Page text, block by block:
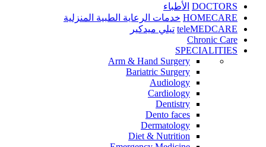
DOCTORS الأطباء
HOMECARE خدمات الرعاية الطبية المنزلية
teleMEDCARE تيلي ميدكير
Chronic Care
SPECIALITIES
Arm & Hand Surgery
Bariatric Surgery
Audiology
Cardiology
Dentistry
Dento faces
Dermatology
Diet & Nutrition